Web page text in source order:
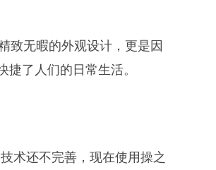
致无暇的外观设计，更是因
了人们的日常生活。
术还不完善，现在使用操之